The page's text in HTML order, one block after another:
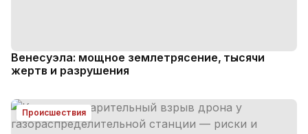
Венесуэла: мощное землетрясение, тысячи
жертв и разрушения
Происшествия